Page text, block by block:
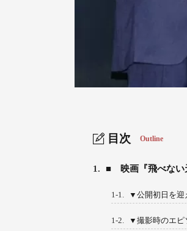
目次 Outline
1. ■ 映画『飛べない
1-1. ▼公開初日を迎
1-2. ▼撮影時のエピ